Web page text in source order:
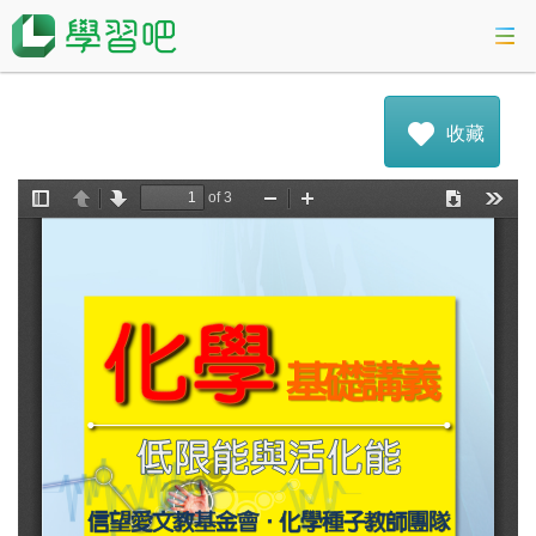
活動專區
科技素養教育
登入
收藏